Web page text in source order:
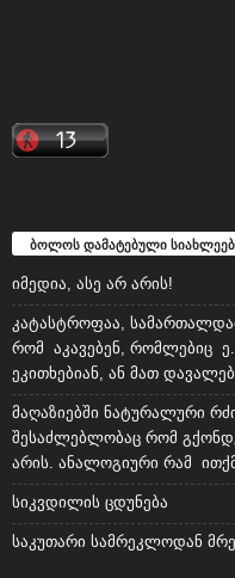
ბოლოს დამატებული
იმედია, ასე არ არის!
კატასტროფაა,
რომ აკავებენ, რომლებიც
ეკითხებიან, ან მათ
მაღაზიებში ნატურალური
შესაძლებლობაც რომ
არის. ანალოგიური რამ
სიკვდილის ცდუნება
საკუთარი სამრეკლოდან